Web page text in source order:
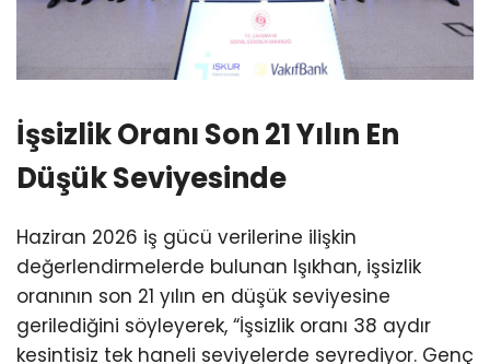
İşsizlik Oranı Son 21 Yılın En
Düşük Seviyesinde
Haziran 2026 iş gücü verilerine ilişkin
değerlendirmelerde bulunan Işıkhan, işsizlik
oranının son 21 yılın en düşük seviyesine
gerilediğini söyleyerek, “İşsizlik oranı 38 aydır
kesintisiz tek haneli seviyelerde seyrediyor. Genç